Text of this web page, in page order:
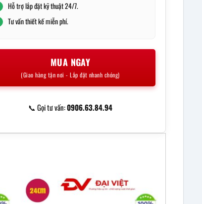
Hỗ trợ lắp đặt kỹ thuật 24/7.
Tư vấn thiết kế miễn phí.
MUA NGAY
(Giao hàng tận nơi - Lắp đặt nhanh chóng)
📞 Gọi tư vấn:0906.63.84.94